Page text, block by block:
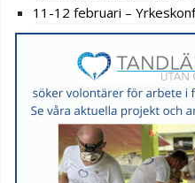
11-12 februari –